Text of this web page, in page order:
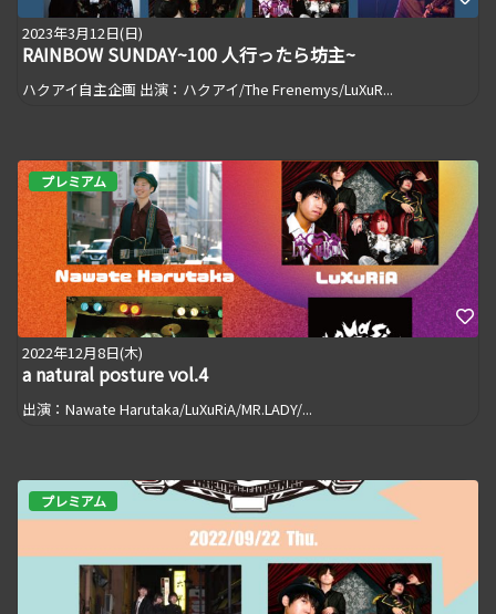
2023年3月12日(日)
RAINBOW SUNDAY~100 人行ったら坊主~
ハクアイ自主企画 出演：ハクアイ/The Frenemys/LuXuR...
プレミアム
2022年12月8日(木)
a natural posture vol.4
出演：Nawate Harutaka/LuXuRiA/MR.LADY/...
プレミアム